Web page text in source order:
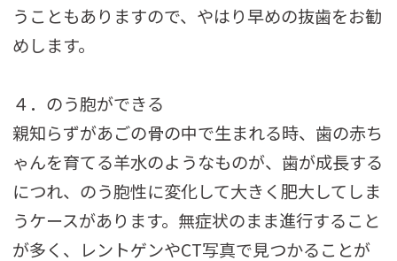
うこともありますので、やはり早めの抜歯をお勧
めします。
４．のう胞ができる
親知らずがあごの骨の中で生まれる時、歯の赤ち
ゃんを育てる羊水のようなものが、歯が成長する
につれ、のう胞性に変化して大きく肥大してしま
うケースがあります。無症状のまま進行すること
が多く、レントゲンやCT写真で見つかることが